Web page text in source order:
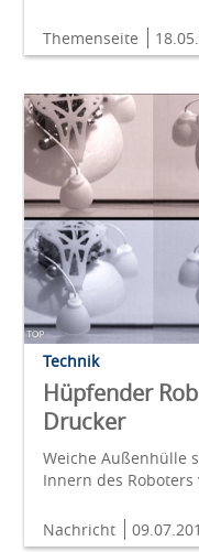
Themenseite
Technik
Hüpfender
Drucker
Weiche Außenhülle
Innern des
Nachricht